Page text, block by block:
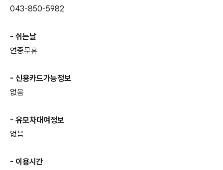
043-850-5982
- 쉬는날
연중무휴
- 신용카드가능정보
없음
- 유모차대여정보
없음
- 이용시간